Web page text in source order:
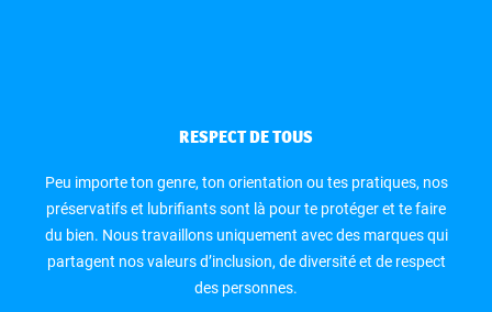
RESPECT DE TOUS
Peu importe ton genre, ton orientation ou tes pratiques, nos
préservatifs et lubrifiants sont là pour te protéger et te faire
du bien. Nous travaillons uniquement avec des marques qui
partagent nos valeurs d’inclusion, de diversité et de respect
des personnes.